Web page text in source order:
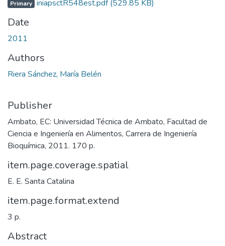
Primary iniapsctR548est.pdf(529.85 KB)
Date
2011
Authors
Riera Sánchez, María Belén
Publisher
Ambato, EC: Universidad Técnica de Ambato, Facultad de
Ciencia e Ingeniería en Alimentos, Carrera de Ingeniería
Bioquímica, 2011. 170 p.
item.page.coverage.spatial
E. E. Santa Catalina
item.page.format.extend
3 p.
Abstract